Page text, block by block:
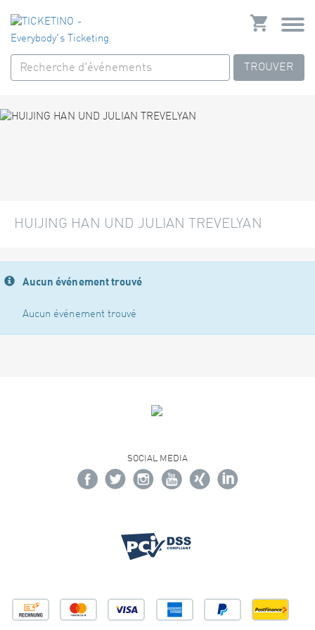
TROUVER
HUIJING HAN UND JULIAN TREVELYAN
Aucun événement trouvé
Aucun événement trouvé
SOCIAL MEDIA